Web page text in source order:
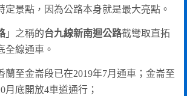
定景點，因為公路本身就是最大亮點。
」之稱的台九線新南迴公路截彎取直拓
全線通車。
蘭至金崙段已在2019年7月通車；金崙至
月底開放4車道通行；